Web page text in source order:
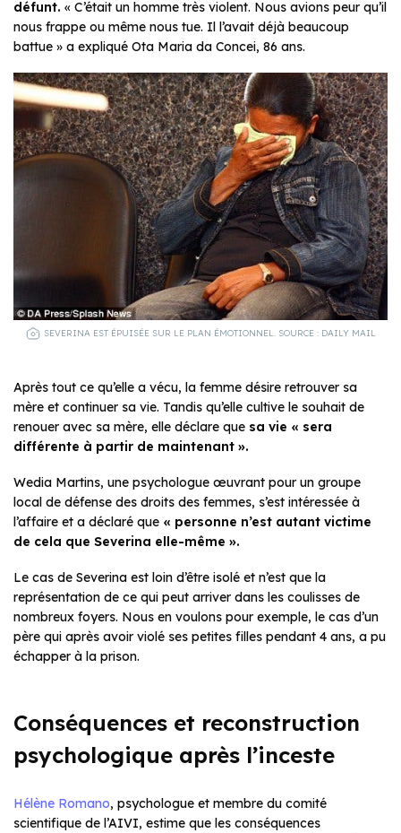
défunt. « C’était un homme très violent. Nous avions peur qu’il
nous frappe ou même nous tue. Il l’avait déjà beaucoup
battue » a expliqué Ota Maria da Concei, 86 ans.
SEVERINA EST ÉPUISÉE SUR LE PLAN ÉMOTIONNEL. SOURCE : DAILY MAIL
Après tout ce qu’elle a vécu, la femme désire retrouver sa
mère et continuer sa vie. Tandis qu’elle cultive le souhait de
renouer avec sa mère, elle déclare que sa vie « sera
différente à partir de maintenant ».
Wedia Martins, une psychologue œuvrant pour un groupe
local de défense des droits des femmes, s’est intéressée à
l’affaire et a déclaré que « personne n’est autant victime
de cela que Severina elle-même ».
Le cas de Severina est loin d’être isolé et n’est que la
représentation de ce qui peut arriver dans les coulisses de
nombreux foyers. Nous en voulons pour exemple, le cas d’un
père qui après avoir violé ses petites filles pendant 4 ans, a pu
échapper à la prison.
Conséquences et reconstruction
psychologique après l’inceste
Hélène Romano, psychologue et membre du comité
scientifique de l’AIVI, estime que les conséquences